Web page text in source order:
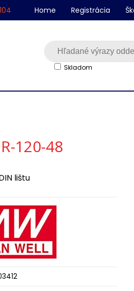
Skladom
Home Registrácia
120-48
lištu